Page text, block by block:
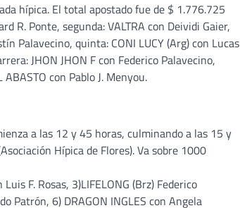
hípica. El total apostado fue de $ 1.776.725
R. Ponte, segunda: VALTRA con Deividi Gaier,
Palavecino, quinta: CONI LUCY (Arg) con Lucas
JHON JHON F con Federico Palavecino,
con Pablo J. Menyou.
a las 12 y 45 horas, culminando a las 15 y
Hípica de Flores). Va sobre 1000
F. Rosas, 3)LIFELONG (Brz) Federico
Patrón, 6) DRAGON INGLES con Angela